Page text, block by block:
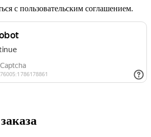
с пользовательским соглашением.